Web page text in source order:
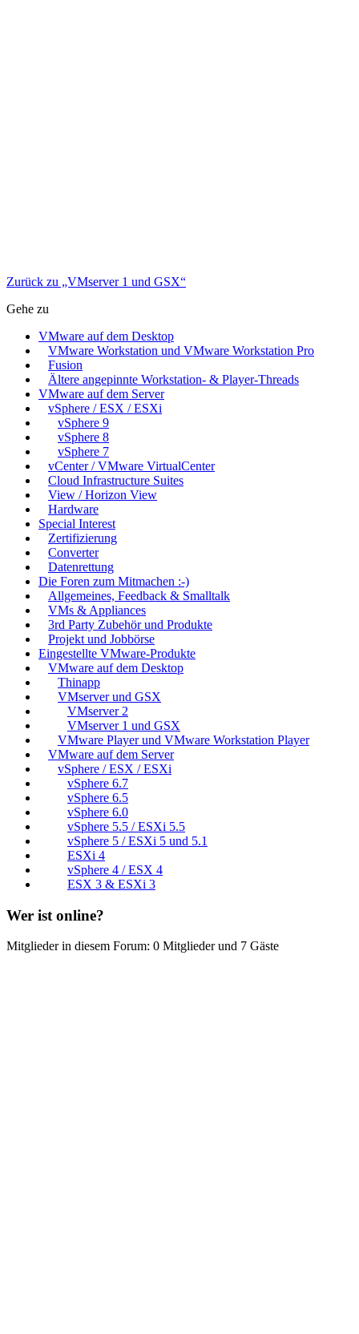
Zurück zu „VMserver 1 und GSX“
Gehe zu
VMware auf dem Desktop
VMware Workstation und VMware Workstation Pro
Fusion
Ältere angepinnte Workstation- & Player-Threads
VMware auf dem Server
vSphere / ESX / ESXi
vSphere 9
vSphere 8
vSphere 7
vCenter / VMware VirtualCenter
Cloud Infrastructure Suites
View / Horizon View
Hardware
Special Interest
Zertifizierung
Converter
Datenrettung
Die Foren zum Mitmachen :-)
Allgemeines, Feedback & Smalltalk
VMs & Appliances
3rd Party Zubehör und Produkte
Projekt und Jobbörse
Eingestellte VMware-Produkte
VMware auf dem Desktop
Thinapp
VMserver und GSX
VMserver 2
VMserver 1 und GSX
VMware Player und VMware Workstation Player
VMware auf dem Server
vSphere / ESX / ESXi
vSphere 6.7
vSphere 6.5
vSphere 6.0
vSphere 5.5 / ESXi 5.5
vSphere 5 / ESXi 5 und 5.1
ESXi 4
vSphere 4 / ESX 4
ESX 3 & ESXi 3
Wer ist online?
Mitglieder in diesem Forum: 0 Mitglieder und 7 Gäste